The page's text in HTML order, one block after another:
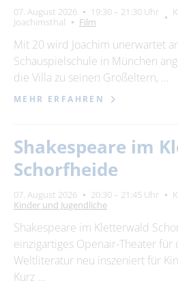
07. August 2026 19:30 – 21:30 Uhr
Joachimsthal
Film
Mit 20 wird Joachim unerwartet
Schauspielschule in München
die Villa zu seinen Großeltern, …
MEHR ERFAHREN
Shakespeare im
Schorfheide
07. August 2026 20:30 – 21:45 Uhr
Kinder und Jugendliche
Shakespeare im Kletterwald
einzigartiges Openair-Theater für
Weltliteratur neu inszeniert für
Kurz …